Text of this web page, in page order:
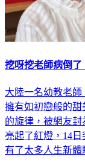
挖呀挖老師病倒
大陸一名幼教老
擁有如初戀般的甜
的旋律，被網友
亮起了紅燈，14
有了太多人生新體